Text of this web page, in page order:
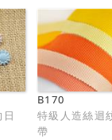
B170
特級人造絲迴
帶